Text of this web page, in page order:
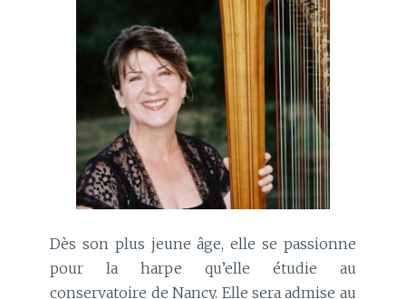
Dès son plus jeune âge, elle se passionne
pour la harpe qu’elle étudie au
conservatoire de Nancy. Elle sera admise au